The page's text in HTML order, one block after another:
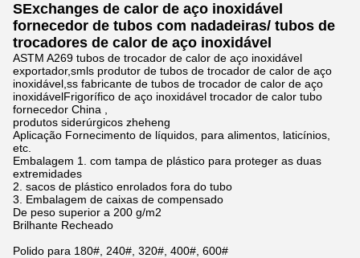
SExchanges de calor de aço inoxidável
fornecedor de tubos com nadadeiras/ tubos de
trocadores de calor de aço inoxidável
ASTM A269 tubos de trocador de calor de aço inoxidável
exportador,smls produtor de tubos de trocador de calor de aço
inoxidável,ss fabricante de tubos de trocador de calor de aço
inoxidávelFrigorífico de aço inoxidável trocador de calor tubo
fornecedor China ,
produtos siderúrgicos zheheng
Aplicação Fornecimento de líquidos, para alimentos, laticínios,
etc.
Embalagem 1. com tampa de plástico para proteger as duas
extremidades
2. sacos de plástico enrolados fora do tubo
3. Embalagem de caixas de compensado
De peso superior a 200 g/m2
Brilhante Recheado
Polido para 180#, 240#, 320#, 400#, 600#